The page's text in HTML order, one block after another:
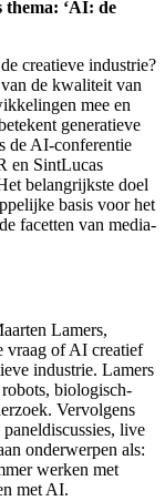
thema: ‘AI: de
creatieve industrie?
de kwaliteit van
mee en
generatieve
de AI-conferentie
en SintLucas
belangrijkste doel
basis voor het
facetten van media-
Lamers,
vraag of AI creatief
industrie. Lamers
biologisch-
Vervolgens
live
onderwerpen als:
werken met
met AI.